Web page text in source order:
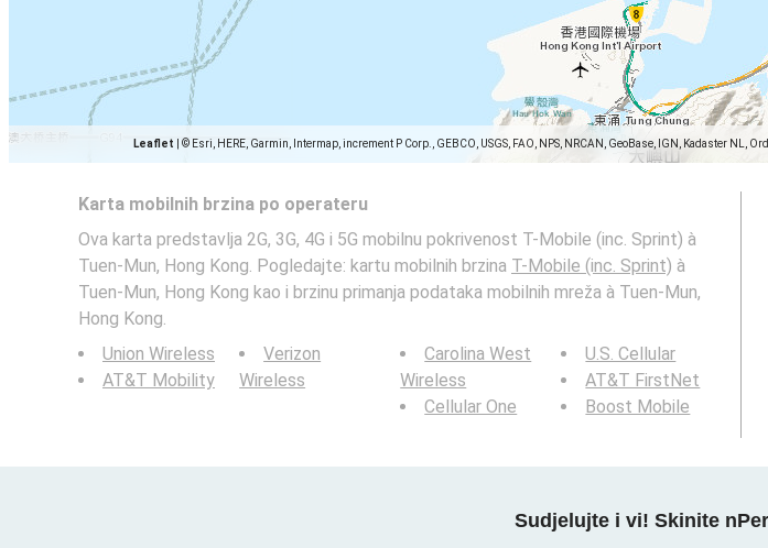
Leaflet © Esri, HERE, Garmin, Intermap, increment P Corp., GEBCO, USGS, FAO, NPS, NRCAN, GeoBase, IGN, Kadaster
Karta mobilnih brzina po operateru
Ova karta predstavlja 2G, 3G, 4G i 5G mobilnu pokrivenost T-Mobile (inc. Sprint) à
Tuen-Mun, Hong Kong. Pogledajte: kartu mobilnih brzina T-Mobile (inc. Sprint) à
Tuen-Mun, Hong Kong kao i brzinu primanja podataka mobilnih mreža à Tuen-Mun,
Hong Kong.
Union Wireless
AT&T Mobility
Verizon
Wireless
Carolina West
Wireless
Cellular One
U.S. Cellular
AT&T FirstNet
Boost Mobile
Sudjelujte i vi! Skinite